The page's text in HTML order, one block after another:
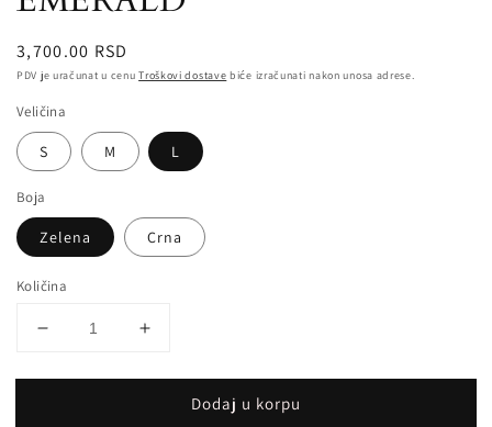
in
Redovna
cena
3,700.00 RSD
PDV je uračunat u cenuTroškovi dostave biće izračunati nakon unosa adrese.
Veličina
S M L
Boja
Zelena Crna
Količina
Smanji
za
Povećaj
za
EMERALDDodaj u korpu